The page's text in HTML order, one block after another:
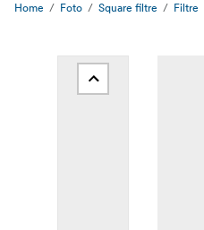
Home Foto Square filtre Filtre